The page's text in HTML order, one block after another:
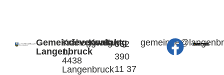
Gemeindeverwaltung
Langenbruck
Kräheggweg
1,
4438
Langenbruck
Kontakt:
062
390
11 37
@edniemeg